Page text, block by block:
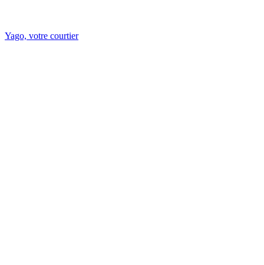
Yago, votre courtier